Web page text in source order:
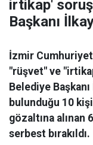
irtikap'
Başkanı
İzmir Cumhuriyet
"rüşvet" ve
Belediye
bulunduğu 10
gözaltına
serbest bırakıldı.